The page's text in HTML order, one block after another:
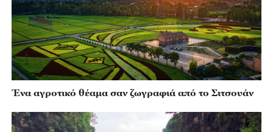
Ένα αγροτικό θέαμα σαν ζωγραφιά από το Σιτσουάν